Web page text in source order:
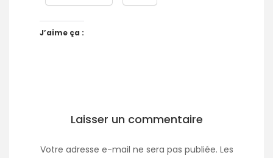
J’aime ça :
Laisser un commentaire
Votre adresse e-mail ne sera pas publiée. Les